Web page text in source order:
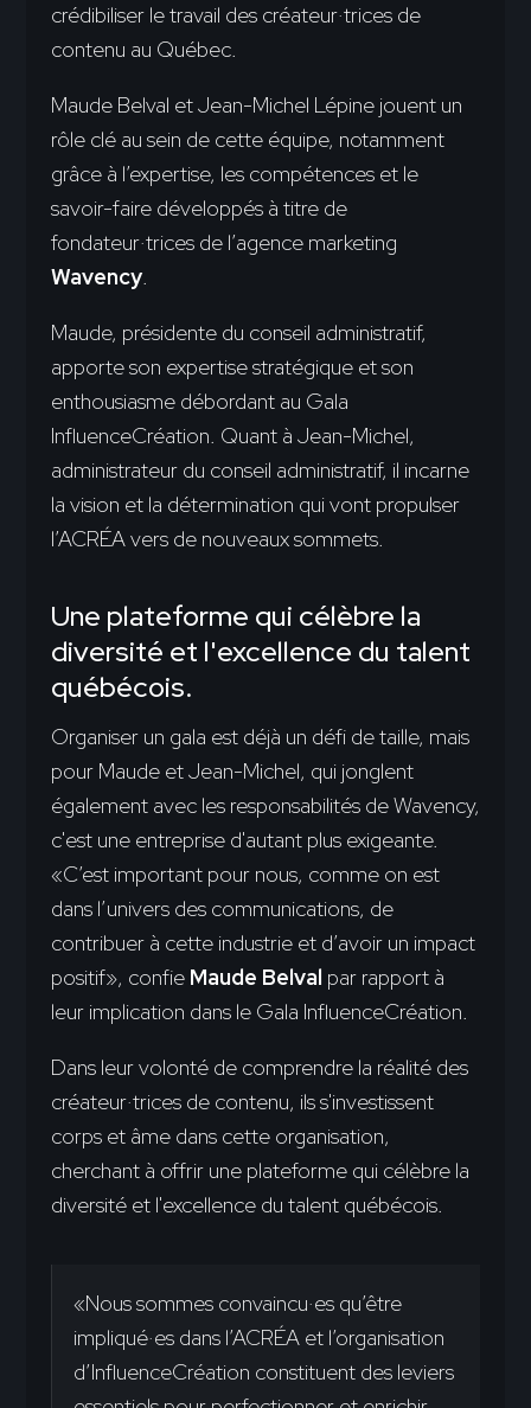
crédibiliser le travail des créateur·trices de
contenu au Québec.
Maude Belval et Jean-Michel Lépine jouent un
rôle clé au sein de cette équipe, notamment
grâce à l’expertise, les compétences et le
savoir-faire développés à titre de
fondateur·trices de l’agence marketing
Wavency.
Maude, présidente du conseil administratif,
apporte son expertise stratégique et son
enthousiasme débordant au Gala
InfluenceCréation. Quant à Jean-Michel,
administrateur du conseil administratif, il incarne
la vision et la détermination qui vont propulser
l’ACRÉA vers de nouveaux sommets.
Une plateforme qui célèbre la
diversité et l'excellence du talent
québécois.
Organiser un gala est déjà un défi de taille, mais
pour Maude et Jean-Michel, qui jonglent
également avec les responsabilités de Wavency,
c'est une entreprise d'autant plus exigeante.
«C’est important pour nous, comme on est
dans l’univers des communications, de
contribuer à cette industrie et d’avoir un impact
positif», confie Maude Belval par rapport à
leur implication dans le Gala InfluenceCréation.
Dans leur volonté de comprendre la réalité des
créateur·trices de contenu, ils s'investissent
corps et âme dans cette organisation,
cherchant à offrir une plateforme qui célèbre la
diversité et l'excellence du talent québécois.
«Nous sommes convaincu·es qu’être
impliqué·es dans l’ACRÉA et l’organisation
d’InfluenceCréation constituent des leviers